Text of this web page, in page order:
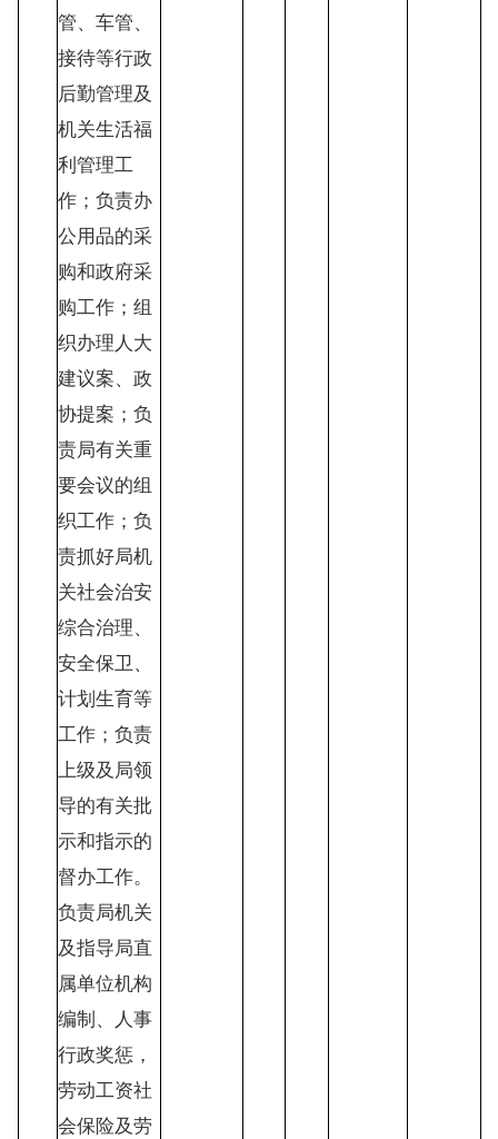
管、车管、
接待等行政
后勤管理及
机关生活福
利管理工
作；负责办
公用品的采
购和政府采
购工作；组
织办理人大
建议案、政
协提案；负
责局有关重
要会议的组
织工作；负
责抓好局机
关社会治安
综合治理、
安全保卫、
计划生育等
工作；负责
上级及局领
导的有关批
示和指示的
督办工作。
负责局机关
及指导局直
属单位机构
编制、人事
行政奖惩，
劳动工资社
会保险及劳